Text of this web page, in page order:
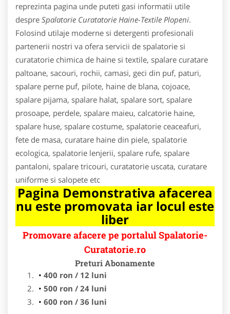
reprezinta pagina unde puteti gasi informatii utile
despre Spalatorie Curatatorie Haine-Textile Plopeni.
Folosind utilaje moderne si detergenti profesionali
partenerii nostri va ofera servicii de spalatorie si
curatatorie chimica de haine si textile, spalare curatare
paltoane, sacouri, rochii, camasi, geci din puf, paturi,
spalare perne puf, pilote, haine de blana, cojoace,
spalare pijama, spalare halat, spalare sort, spalare
prosoape, perdele, spalare maieu, calcatorie haine,
spalare huse, spalare costume, spalatorie ceaceafuri,
fete de masa, curatare haine din piele, spalatorie
ecologica, spalatorie lenjerii, spalare rufe, spalare
pantaloni, spalare tricouri, curatatorie uscata, curatare
uniforme si salopete etc
Pagina Demonstrativa afacerea
nu este promovata iar locul este
liber
Promovare afacere pe portalul Spalatorie-
Curatatorie.ro
Preturi Abonamente
400 ron / 12 luni
500 ron / 24 luni
600 ron / 36 luni